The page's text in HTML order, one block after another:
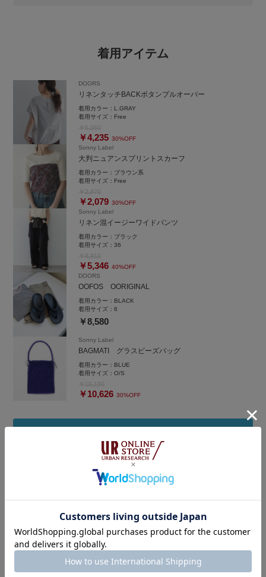
ーーーーーーーーーーーーーーーーーーー
商品についてのお問い合わせやコーディネートのご相談など、お気軽にLIN
Eでご連絡ください。
『@845nacxx』で検索すると
LINEのお友達追加が可能です。
着用アイテム
DOORS
リネンタッチBACKボタンプルオーバー
着用カラー： L.GRAY
着用サイズ： Free
￥4,235 30%OFF
Sonny Label
大判ニュアンスプリントスカーフ
着用カラー： ブラウン系
着用サイズ： Free
￥2,079 30%OFF
Sonny Label
リネン混イージーワイドパンツ
着用カラー： ブラック
着用サイズ：36
￥5,346 40%OFF
DOORS
OOFOS OORIGINAL
着用カラー： BLACK
着用サイズ：6
￥8,580
Sonny Label
BAGMATI グラスビーズバッグ
着用カラー： BLUE
着用サイズ：O/S
￥10,626 30%OFF
タグ
#シンプル #サンダルコーデ #暑い #夏コーデ
#骨格ストレート #st2606 #お出かけコーデ